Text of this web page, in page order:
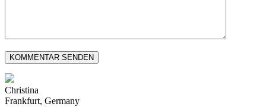
Christina
Frankfurt, Germany